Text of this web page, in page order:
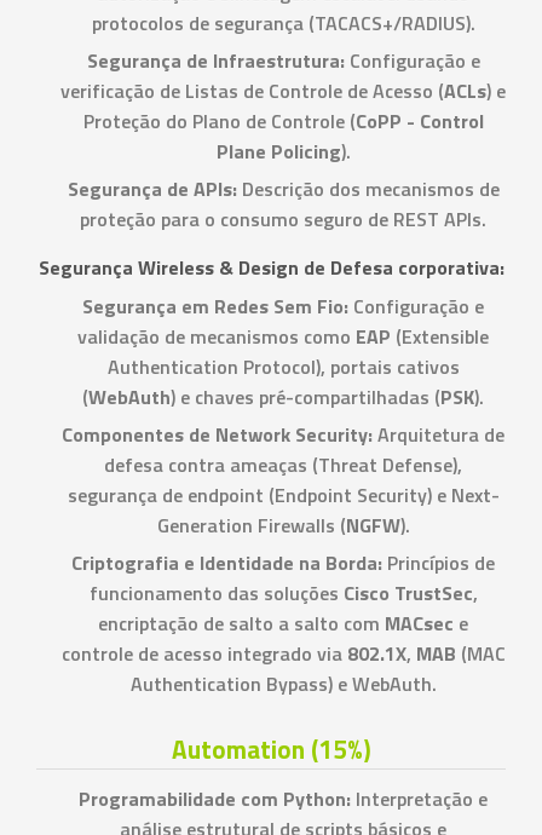
protocolos de segurança (TACACS+/RADIUS).
Segurança de Infraestrutura: Configuração e
verificação de Listas de Controle de Acesso (ACLs) e
Proteção do Plano de Controle (CoPP - Control
Plane Policing).
Segurança de APIs: Descrição dos mecanismos de
proteção para o consumo seguro de REST APIs.
Segurança Wireless & Design de Defesa corporativa:
Segurança em Redes Sem Fio: Configuração e
validação de mecanismos como EAP (Extensible
Authentication Protocol), portais cativos
(WebAuth) e chaves pré-compartilhadas (PSK).
Componentes de Network Security: Arquitetura de
defesa contra ameaças (Threat Defense),
segurança de endpoint (Endpoint Security) e Next-
Generation Firewalls (NGFW).
Criptografia e Identidade na Borda: Princípios de
funcionamento das soluções Cisco TrustSec,
encriptação de salto a salto com MACsec e
controle de acesso integrado via 802.1X, MAB (MAC
Authentication Bypass) e WebAuth.
Automation (15%)
Programabilidade com Python: Interpretação e
análise estrutural de scripts básicos e